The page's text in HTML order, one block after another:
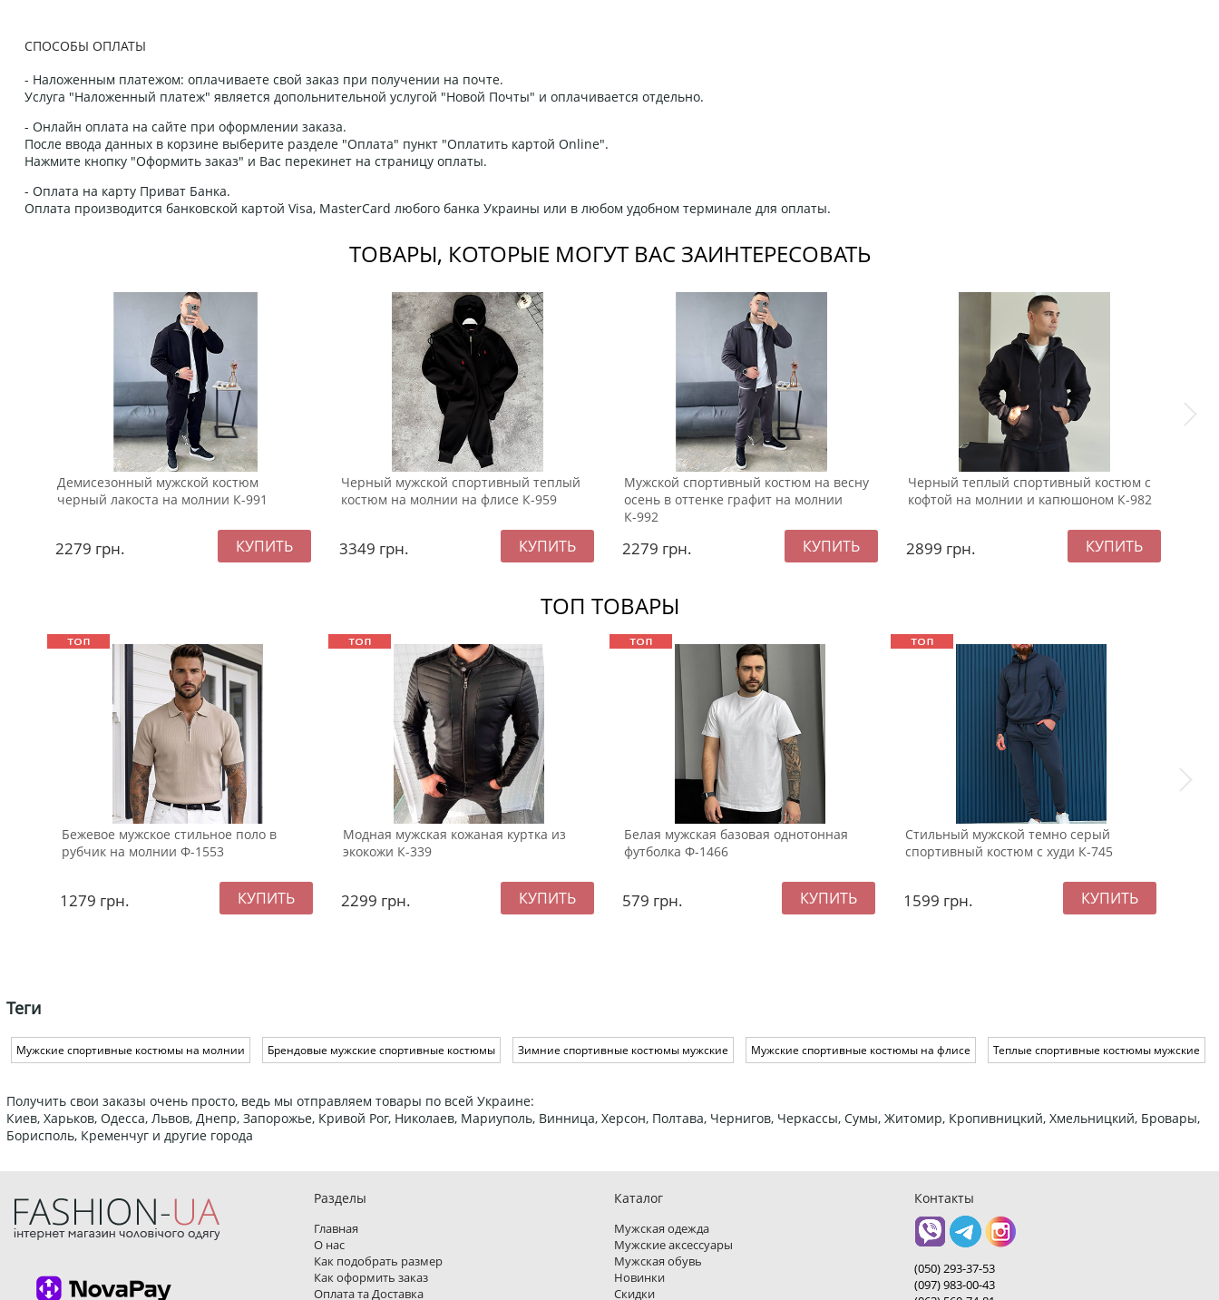
СПОСОБЫ ОПЛАТЫ
- Наложенным платежом: оплачиваете свой заказ при получении на почте.
Услуга "Наложенный платеж" является допольнительной услугой "Новой Почты" и оплачивается отдельно.
- Онлайн оплата на сайте при оформлении заказа.
После ввода данных в корзине выберите разделе "Оплата" пункт "Оплатить картой Online".
Нажмите кнопку "Оформить заказ" и Вас перекинет на страницу оплаты.
- Оплата на карту Приват Банка.
Оплата производится банковской картой Visa, MasterCard любого банка Украины или в любом удобном терминале для оплаты.
ТОВАРЫ, КОТОРЫЕ МОГУТ ВАС ЗАИНТЕРЕСОВАТЬ
Демисезонный мужской костюм
черный лакоста на молнии К-991
2279 грн.
Черный мужской спортивный теплый
костюм на молнии на флисе К-959
3349 грн.
Мужской спортивный костюм на весну
осень в оттенке графит на молнии
К-992
2279 грн.
Черный теплый спортивный костюм с
кофтой на молнии и капюшоном К-982
2899 грн.
ТОП ТОВАРЫ
Бежевое мужское стильное поло в
рубчик на молнии Ф-1553
1279 грн.
Модная мужская кожаная куртка из
экокожи К-339
2299 грн.
Белая мужская базовая однотонная
футболка Ф-1466
579 грн.
Стильный мужской темно серый
спортивный костюм с худи К-745
1599 грн.
Теги
Мужские спортивные костюмы на молнии Брендовые мужские спортивные костюмы Зимние спортивные костюмы мужские Мужские спортивные костюмы на флисе Теплые спортивные костюмы мужские
Получить свои заказы очень просто, ведь мы отправляем товары по всей Украине:
Киев, Харьков, Одесса, Львов, Днепр, Запорожье, Кривой Рог, Николаев, Мариуполь, Винница, Херсон, Полтава, Чернигов, Черкассы, Сумы, Житомир, Кропивницкий, Хмельницкий, Бровары,
Борисполь, Кременчуг и другие города
Разделы
Главная
О нас
Как подобрать размер
Как оформить заказ
Оплата та Доставка
Каталог
Мужская одежда
Мужские аксессуары
Мужская обувь
Новинки
Скидки
Контакты
(050) 293-37-53
(097) 983-00-43